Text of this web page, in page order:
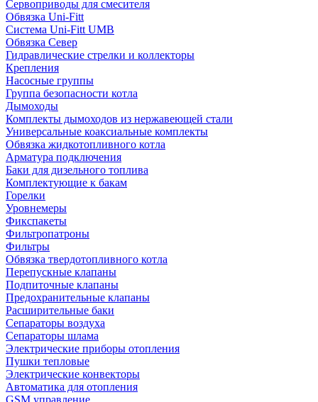
Сервоприводы для смесителя
Обвязка Uni-Fitt
Система Uni-Fitt UMB
Обвязка Север
Гидравлические стрелки и коллекторы
Крепления
Насосные группы
Группа безопасности котла
Дымоходы
Комплекты дымоходов из нержавеющей стали
Универсальные коаксиальные комплекты
Обвязка жидкотопливного котла
Арматура подключения
Баки для дизельного топлива
Комплектующие к бакам
Горелки
Уровнемеры
Фикспакеты
Фильтропатроны
Фильтры
Обвязка твердотопливного котла
Перепускные клапаны
Подпиточные клапаны
Предохранительные клапаны
Расширительные баки
Сепараторы воздуха
Сепараторы шлама
Электрические приборы отопления
Пушки тепловые
Электрические конвекторы
Автоматика для отопления
GSM управление